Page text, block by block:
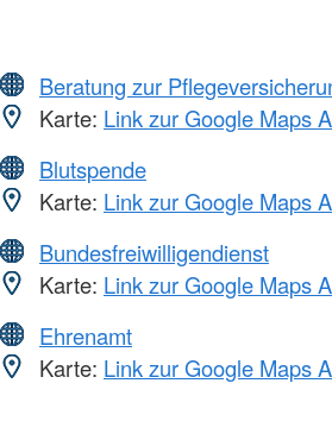
Beratung zur
Karte: Link zur Google Maps
Blutspende
Karte: Link zur Google Maps
Bundesfreiwilligendienst
Karte: Link zur Google Maps
Ehrenamt
Karte: Link zur Google Maps